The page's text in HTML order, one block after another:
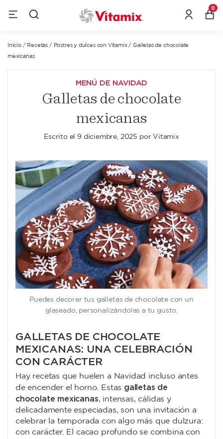
0
Inicio/ Recetas / Postres y dulces con Vitamix/Galletas de chocolate
mexicanas
MENÚ DE NAVIDAD
Galletas de chocolate
mexicanas
Escrito el 9 diciembre, 2025 por Vitamix
Puedes decorar tus galletas de chocolate con un
glaseado, personalizándolas a tu gusto.
GALLETAS DE CHOCOLATE
MEXICANAS: UNA CELEBRACIÓN
CON CARÁCTER
Hay recetas que huelen a Navidad incluso antes
de encender el horno. Estas galletas de
chocolate mexicanas, intensas, cálidas y
delicadamente especiadas, son una invitación a
celebrar la temporada con algo más que dulzura:
con carácter. El cacao profundo se combina con